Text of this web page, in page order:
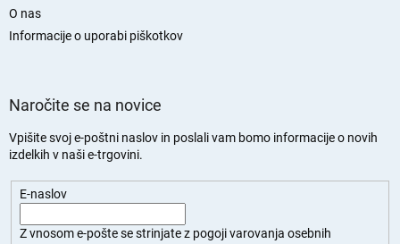
O nas
Informacije o uporabi piškotkov
Naročite se na novice
Vpišite svoj e-poštni naslov in poslali vam bomo informacije o novih
izdelkih v naši e-trgovini.
E-naslov
Z vnosom e-pošte se strinjate z pogoji varovanja osebnih